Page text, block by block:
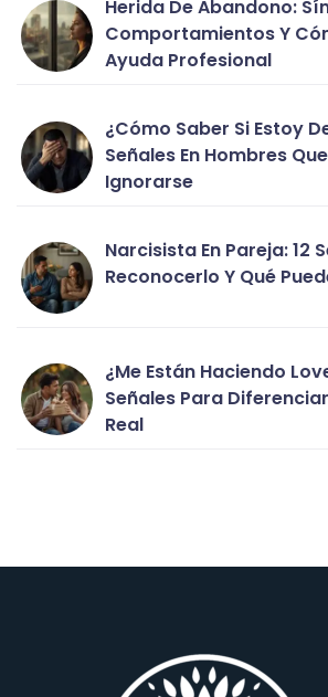
Herida De Abandono:
Comportamientos Y
Ayuda Profesional
¿Cómo Saber Si Estoy
Señales En Hombres
Ignorarse
Narcisista En Pareja: 12
Reconocerlo Y Qué
¿Me Están Haciendo
Señales Para
Real